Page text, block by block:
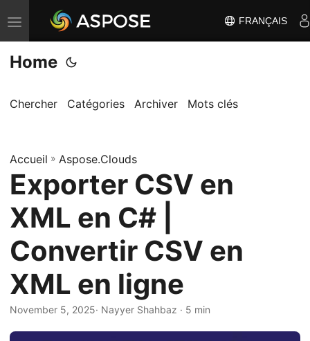
B
a
s
u
r
l
a
n
a
v
i
g
a
t
FRANÇAIS
Home
Chercher Catégories Archiver Mots clés
Accueil » Aspose.Clouds
Exporter CSV en
XML en C# |
Convertir CSV en
XML en ligne
November 5, 2025· Nayyer Shahbaz · 5 min